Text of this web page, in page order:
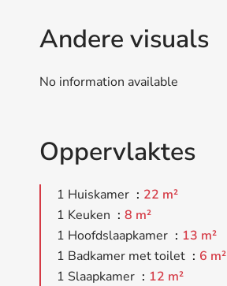
Andere visuals
No information available
Oppervlaktes
1 Huiskamer
22 m²
1 Keuken
8 m²
1 Hoofdslaapkamer
13 m²
1 Badkamer met toilet
6 m²
1 Slaapkamer
12 m²